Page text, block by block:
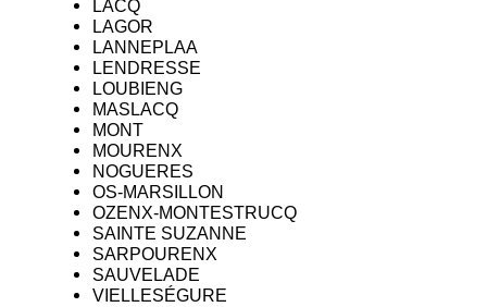
LACQ
LAGOR
LANNEPLAA
LENDRESSE
LOUBIENG
MASLACQ
MONT
MOURENX
NOGUERES
OS-MARSILLON
OZENX-MONTESTRUCQ
SAINTE SUZANNE
SARPOURENX
SAUVELADE
VIELLESÉGURE